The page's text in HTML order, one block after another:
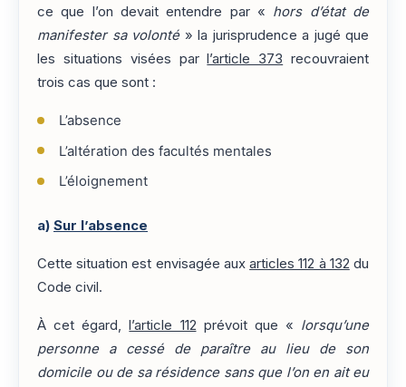
ce que l’on devait entendre par « hors d’état de
manifester sa volonté» la jurisprudence a jugé que
les situations visées parl’article 373 recouvraient
trois cas que sont :
L’absence
L’altération des facultés mentales
L’éloignement
a) Sur l’absence
Cette situation est envisagée auxarticles 112 à 132 du
Code civil.
À cet égard, l’article 112 prévoit que « lorsqu’une
personne a cessé de paraître au lieu de son
domicile ou de sa résidence sans que l’on en ait eu